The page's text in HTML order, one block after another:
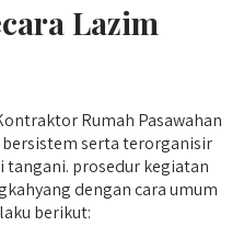
Lazim
Rumah Pasawahan
serta terorganisir
tangani. prosedur kegiatan
dengan cara umum
berikut: